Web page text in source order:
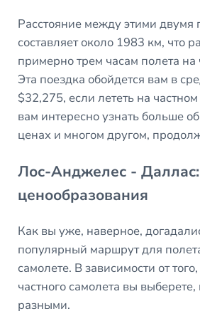
Расстояние между этими двумя
составляет около 1983 км, что
примерно трем часам полета на
Эта поездка обойдется вам в
$32,275, если лететь на
вам интересно узнать больше
ценах и многом другом,
Лос-Анджелес -
ценообразования
Как вы уже, наверное,
популярный маршрут для
самолете. В зависимости от
частного самолета вы
разными.